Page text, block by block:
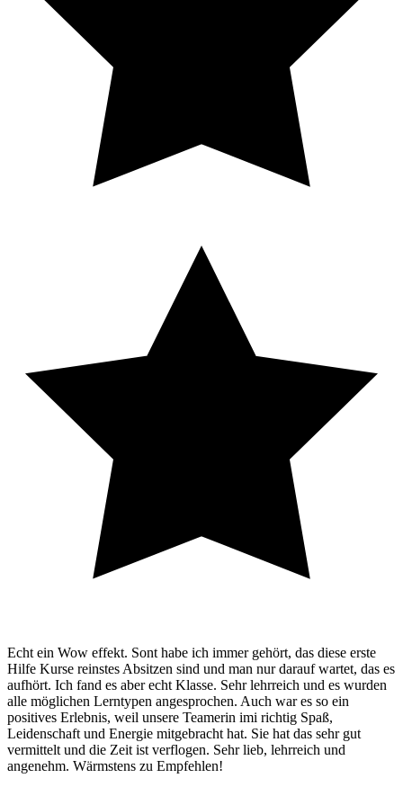
Echt ein Wow effekt. Sont habe ich immer gehört, das diese erste
Hilfe Kurse reinstes Absitzen sind und man nur darauf wartet, das es
aufhört. Ich fand es aber echt Klasse. Sehr lehrreich und es wurden
alle möglichen Lerntypen angesprochen. Auch war es so ein
positives Erlebnis, weil unsere Teamerin imi richtig Spaß,
Leidenschaft und Energie mitgebracht hat. Sie hat das sehr gut
vermittelt und die Zeit ist verflogen. Sehr lieb, lehrreich und
angenehm. Wärmstens zu Empfehlen!